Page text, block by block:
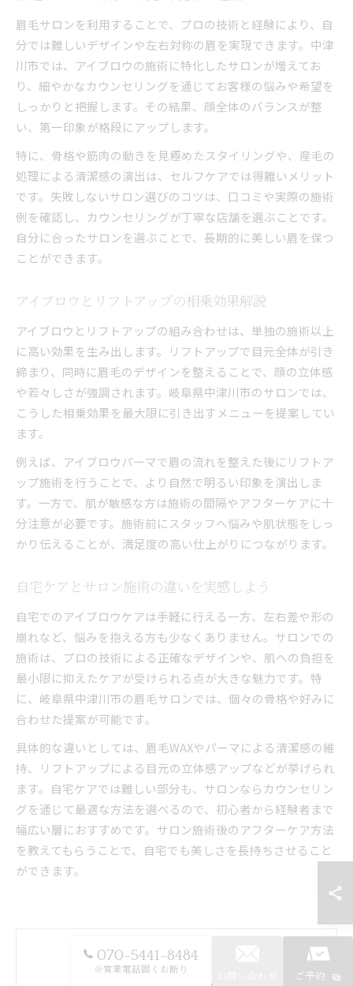
眉毛サロンを利用することで、プロの技術と経験により、自
分では難しいデザインや左右対称の眉を実現できます。中津
川市では、アイブロウの施術に特化したサロンが増えてお
り、細やかなカウンセリングを通じてお客様の悩みや希望を
しっかりと把握します。その結果、顔全体のバランスが整
い、第一印象が格段にアップします。
特に、骨格や筋肉の動きを見極めたスタイリングや、産毛の
処理による清潔感の演出は、セルフケアでは得難いメリット
です。失敗しないサロン選びのコツは、口コミや実際の施術
例を確認し、カウンセリングが丁寧な店舗を選ぶことです。
自分に合ったサロンを選ぶことで、長期的に美しい眉を保つ
ことができます。
アイブロウとリフトアップの相乗効果解説
アイブロウとリフトアップの組み合わせは、単独の施術以上
に高い効果を生み出します。リフトアップで目元全体が引き
締まり、同時に眉毛のデザインを整えることで、顔の立体感
や若々しさが強調されます。岐阜県中津川市のサロンでは、
こうした相乗効果を最大限に引き出すメニューを提案してい
ます。
例えば、アイブロウパーマで眉の流れを整えた後にリフトア
ップ施術を行うことで、より自然で明るい印象を演出しま
す。一方で、肌が敏感な方は施術の間隔やアフターケアに十
分注意が必要です。施術前にスタッフへ悩みや肌状態をしっ
かり伝えることが、満足度の高い仕上がりにつながります。
自宅ケアとサロン施術の違いを実感しよう
自宅でのアイブロウケアは手軽に行える一方、左右差や形の
崩れなど、悩みを抱える方も少なくありません。サロンでの
施術は、プロの技術による正確なデザインや、肌への負担を
最小限に抑えたケアが受けられる点が大きな魅力です。特
に、岐阜県中津川市の眉毛サロンでは、個々の骨格や好みに
合わせた提案が可能です。
具体的な違いとしては、眉毛WAXやパーマによる清潔感の維
持、リフトアップによる目元の立体感アップなどが挙げられ
ます。自宅ケアでは難しい部分も、サロンならカウンセリン
グを通じて最適な方法を選べるので、初心者から経験者まで
幅広い層におすすめです。サロン施術後のアフターケア方法
を教えてもらうことで、自宅でも美しさを長持ちさせること
ができます。
070-5441-8484
※営業電話固くお断り
ご予約